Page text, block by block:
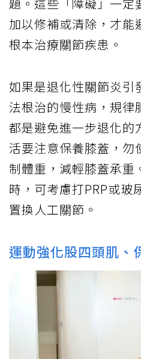
加以修補或清除，才能
根本治療關節疾患。
如果是退化性關節炎引
法根治的慢性病，規律
都是避免進一步退化的
活要注意保養膝蓋，勿
制體重，減輕膝蓋承重
時，可考慮打PRP或玻
置換人工關節。
運動強化股四頭肌、